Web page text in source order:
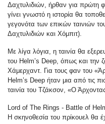
Δαχτυλιδιών, ήρθαν για πρώτη
γίνει γνωστό η ιστορία θα
γεγονότα των επικών ταινιών
Δαχτυλιδιών και Χόμπιτ).
Με λίγα λόγια, η ταινία θα
του Helm’s Deep, όπως και την
Χάμερχαντ. Για τους φαν του
Helm’s Deep ήταν μια από τις
ταινία του Τζάκσον, «Ο
Lord of The Rings - Battle of
Η σκηνοθεσία του πρίκουελ θα